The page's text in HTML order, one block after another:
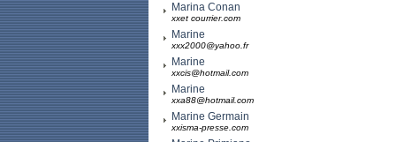
Marina Conan
xxet courrier.com
Marine
xxx2000@yahoo.fr
Marine
xxcis@hotmail.com
Marine
xxa88@hotmail.com
Marine Germain
xxisma-presse.com